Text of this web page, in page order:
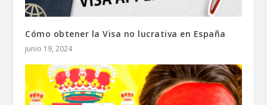
Cómo obtener la Visa no lucrativa en España
junio 19, 2024